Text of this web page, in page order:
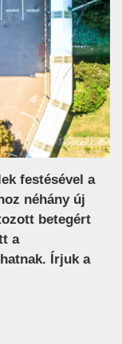
festésével a
néhány új
betegért
a
Írjuk a